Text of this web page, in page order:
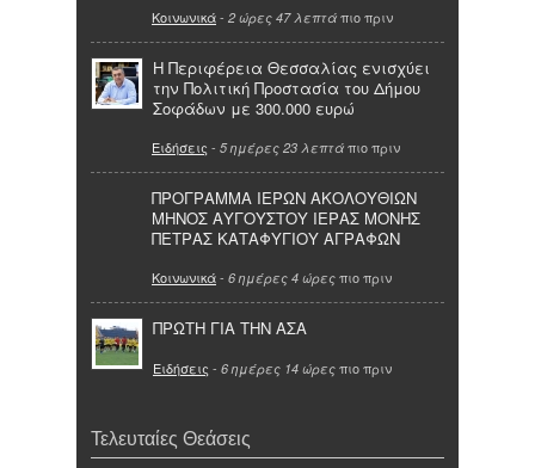
Κοινωνικά- 2 ώρες 47 λεπτά πιο πριν
Η Περιφέρεια Θεσσαλίας ενισχύει
την Πολιτική Προστασία του Δήμου
Σοφάδων με 300.000 ευρώ
Ειδήσεις - 5 ημέρες 23 λεπτά πιο πριν
ΠΡΟΓΡΑΜΜΑ ΙΕΡΩΝ ΑΚΟΛΟΥΘΙΩΝ
ΜΗΝΟΣ ΑΥΓΟΥΣΤΟΥ ΙΕΡΑΣ ΜΟΝΗΣ
ΠΕΤΡΑΣ ΚΑΤΑΦΥΓΙΟΥ ΑΓΡΑΦΩΝ
Κοινωνικά- 6 ημέρες 4 ώρες πιο πριν
ΠΡΩΤΗ ΓΙΑ ΤΗΝ ΑΣΑ
Ειδήσεις - 6 ημέρες 14 ώρες πιο πριν
Τελευταίες Θεάσεις